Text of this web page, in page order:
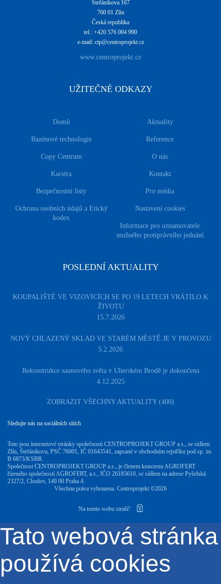
Štefánikova 167
760 01 Zlín
Česká republika
tel.: +420 576 004 990
e-mail: ctp@centroprojekt.cz
www.centroprojekt.cz
UŽITEČNÉ ODKAZY
Domů Aktuality
Bazénové technologie Reference
Copy Centrum O nás
Kariéra Kontakt
Bezpečnostní listy Pro média
Ochrana osobních údajů a Etický
kodex
Nastavení cookies
Informace pro oznamovatele
možného protiprávního jednání
POSLEDNÍ AKTUALITY
KOUPALIŠTĚ VE VIZOVICÍCH SE PO 19 LETECH VRÁTILO K
ŽIVOTU
15.7.2026
NOVÝ CHLAZENÝ SKLAD VE STARÉM MĚSTĚ JE V PROVOZU
5.2.2026
Rekonstrukce saunového světa v Uherském Brodě je dokončena
4.12.2025
ZOBRAZIT VŠECHNY AKTUALITY (400)
Sledujte nás na sociálních sítích
Toto jsou internetové stránky společnosti CENTROPROJEKT GROUP a.s., se sídlem
Zlín, Štefánikova, PSČ 76001, IČ 01643541, zapsané v obchodním rejstříku pod sp. zn.
B 6873/KSBR.
Společnost CENTROPROJEKT GROUP a.s., je členem koncernu AGROFERT
řízeného společností AGROFERT, a.s., IČO 26185610, se sídlem na adrese Pyšelská
2327/2, Chodov, 149 00 Praha 4.
Všechna práva vyhrazena. Centroprojekt ©2026
Na tomto webu straší!
Tato webová stránka
používá cookies